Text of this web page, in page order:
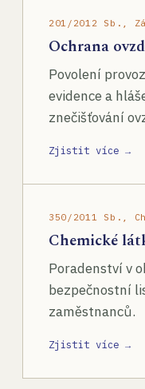
201/2012 Sb.,
Ochrana
Povolení
evidence a
znečišťování
Zjistit více →
350/2011 Sb.,
Chemické
Poradenství v
bezpečnostní
zaměstnanců.
Zjistit více →